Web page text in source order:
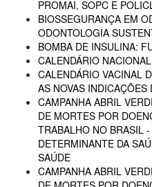
PROMAI, SOPC E
BIOSSEGURANÇA EM
ODONTOLOGIA
BOMBA DE INSULINA:
CALENDÁRIO
CALENDÁRIO VACINAL
AS NOVAS INDICAÇÕES
CAMPANHA ABRIL
DE MORTES POR
TRABALHO NO BRASIL
DETERMINANTE DA
SAÚDE
CAMPANHA ABRIL